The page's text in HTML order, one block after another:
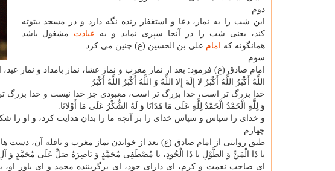
دوم
این شب را به نماز، دعا و استغفار زنده نگه دارد و در مسجد بیتوته
کند، یعنی شب را در آنجا سپری نماید و به عبادت مشغول باشد
همانگونه که
امام علی بن الحسین (ع) چنین می کرد.
سوم
امام صادق (ع) فرمود: بعد از نماز مغرب و نماز عشا، نماز بامداد و نماز عید،
اللَّهُ أَکْبَرُ اللَّهُ أَکْبَرُ لا إِلَهَ إِلا اللَّهُ وَ اللَّهُ أَکْبَرُ اللَّهُ أَکْبَرُ
خدا بزرگ تر است، خدا بزرگ تر است، معبودی جز خدا نیست و خدا بزرگ
وَ لِلَّهِ الْحَمْدُ الْحَمْدُ لِلَّهِ عَلَی مَا هَدَانَا وَ لَهُ الشُّکْرُ عَلَی مَا أَوْلانَا.
و خدای را سپاس و سپاس خدای را بر آنچه ما را بدان هدایت کرد، و او را
چهارم
طبق روایتی از امام صادق (ع) بعد از خواندن نماز مغرب و نافله آن، دست
یا ذَا الْمَنِّ وَ الطَّوْلِ یا ذَا الْجُودِ، یا مُصْطَفِی مُحَمَّدٍ وَ نَاصِرَهُ صَلِّ عَلَی مُحَمَّدٍ
ای صاحب نعمت و کرم، ای دارای جود، ای برگزیننده محمد و ای یاور